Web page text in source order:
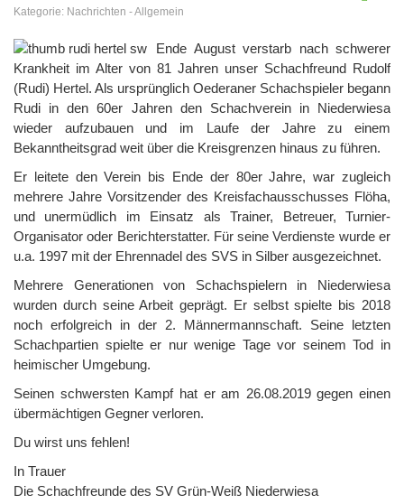
Kategorie: Nachrichten -Allgemein
Ende August verstarb nach schwerer
Krankheit im Alter von 81 Jahren unser Schachfreund Rudolf
(Rudi) Hertel. Als ursprünglich Oederaner Schachspieler begann
Rudi in den 60er Jahren den Schachverein in Niederwiesa
wieder aufzubauen und im Laufe der Jahre zu einem
Bekanntheitsgrad weit über die Kreisgrenzen hinaus zu führen.
Er leitete den Verein bis Ende der 80er Jahre, war zugleich
mehrere Jahre Vorsitzender des Kreisfachausschusses Flöha,
und unermüdlich im Einsatz als Trainer, Betreuer, Turnier-
Organisator oder Berichterstatter. Für seine Verdienste wurde er
u.a. 1997 mit der Ehrennadel des SVS in Silber ausgezeichnet.
Mehrere Generationen von Schachspielern in Niederwiesa
wurden durch seine Arbeit geprägt. Er selbst spielte bis 2018
noch erfolgreich in der 2. Männermannschaft. Seine letzten
Schachpartien spielte er nur wenige Tage vor seinem Tod in
heimischer Umgebung.
Seinen schwersten Kampf hat er am 26.08.2019 gegen einen
übermächtigen Gegner verloren.
Du wirst uns fehlen!
In Trauer
Die Schachfreunde des SV Grün-Weiß Niederwiesa